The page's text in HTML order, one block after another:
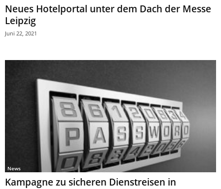
Neues Hotelportal unter dem Dach der Messe
Leipzig
Juni 22, 2021
News
Kampagne zu sicheren Dienstreisen in